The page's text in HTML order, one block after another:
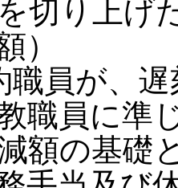
切り上げ
）
員が、遅
職員に準
額の基礎